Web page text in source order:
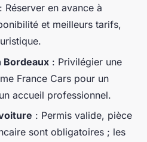
: Réserver en avance à
et meilleurs tarifs,
Bordeaux : Privilégier une
France Cars pour un
accueil professionnel.
: Permis valide, pièce
sont obligatoires ; les